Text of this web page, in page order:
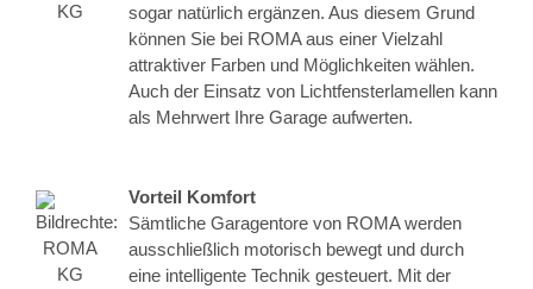
sogar natürlich ergänzen. Aus diesem Grund
können Sie bei ROMA aus einer Vielzahl
attraktiver Farben und Möglichkeiten wählen.
Auch der Einsatz von Lichtfensterlamellen kann
als Mehrwert Ihre Garage aufwerten.
Vorteil Komfort
Sämtliche Garagentore von ROMA werden
ausschließlich motorisch bewegt und durch
eine intelligente Technik gesteuert. Mit der